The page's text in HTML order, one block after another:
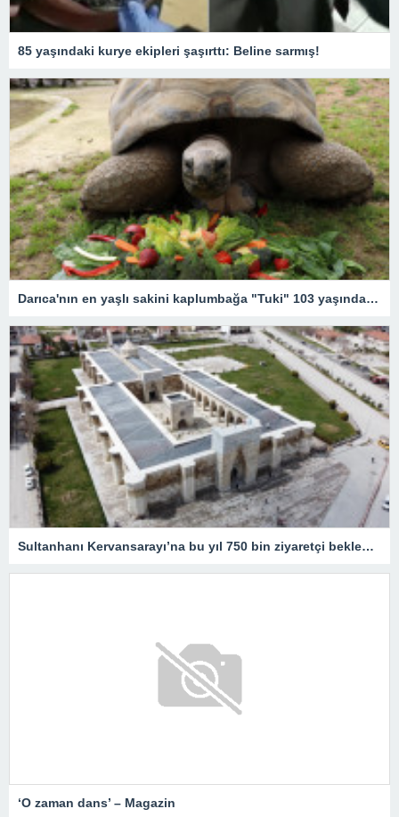
85 yaşındaki kurye ekipleri şaşırttı: Beline sarmış!
Darıca'nın en yaşlı sakini kaplumbağa "Tuki" 103 yaşında! Doğum günü etkinliğinden renkli kareler…
Sultanhanı Kervansarayı’na bu yıl 750 bin ziyaretçi bekleniyor
‘O zaman dans’ – Magazin